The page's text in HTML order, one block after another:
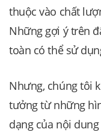
thuộc vào chất
Những gợi ý trên
toàn có thể sử
Nhưng, chúng tôi
tưởng từ những
dạng của nội